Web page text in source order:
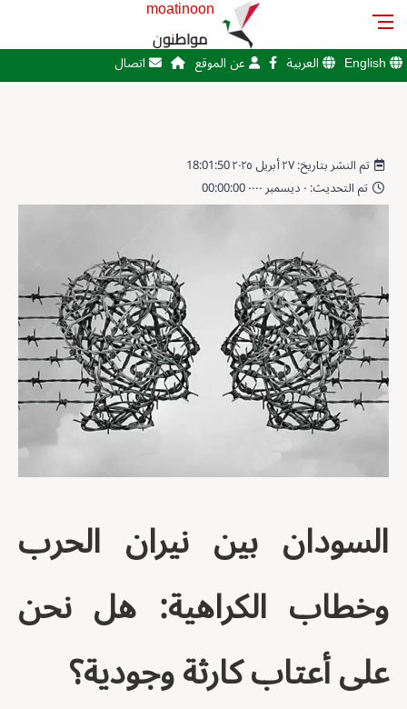
moatinoon
مواطنون
English العربية عن الموقع اتصال
تم النشر بتاريخ: ٢٧ أبريل ٢٠٢٥ 18:01:50
تم التحديث: ٠ ديسمبر ٠٠٠٠ 00:00:00
السودان بين نيران الحرب
وخطاب الكراهية: هل نحن
على أعتاب كارثة وجودية؟